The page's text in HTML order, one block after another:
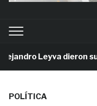
Leyva dieron su
POLÍTICA